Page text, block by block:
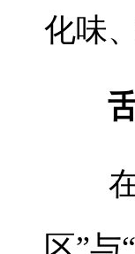
化味
舌
在